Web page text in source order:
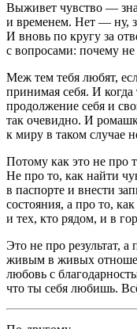
Выживет чувство —
и временем. Нет — ну,
И вновь по кругу за
с вопросами: почему
Меж тем тебя любят,
принимая себя. И
продолжение себя и
так очевидно. И
к миру в таком случае
Потому как это не про
Не про то, как найти
в паспорте и внести
состояния, а про то,
и тех, кто рядом, и в
Это не про результат,
живым в живых
любовь с
что ты себя любишь.